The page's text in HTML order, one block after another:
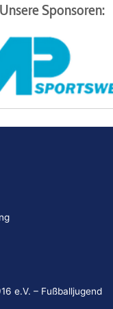
Unsere Sponsoren:
e.V. – Fußballjugend